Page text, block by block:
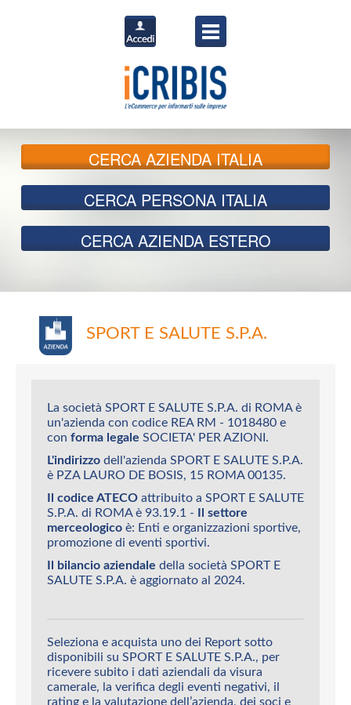
CERCAAZIENDA ITALIA
CERCA PERSONA ITALIA
CERCA AZIENDA ESTERO
SPORT E SALUTE S.P.A.
La società SPORT E SALUTE S.P.A. di ROMA è
un'azienda con codice REA RM - 1018480 e
con forma legale SOCIETA' PER AZIONI.
L'indirizzo dell'azienda SPORT E SALUTE S.P.A.
è PZA LAURO DE BOSIS, 15 ROMA 00135.
Il codice ATECO attribuito a SPORT E SALUTE
S.P.A. di ROMA è 93.19.1 - Il settore
merceologico è: Enti e organizzazioni sportive,
promozione di eventi sportivi.
Il bilancio aziendale della società SPORT E
SALUTE S.P.A. è aggiornato al 2024.
Seleziona e acquista uno dei Report sotto
disponibili su SPORT E SALUTE S.P.A., per
ricevere subito i dati aziendali da visura
camerale, la verifica degli eventi negativi, il
rating e la valutazione dell’azienda, dei soci e